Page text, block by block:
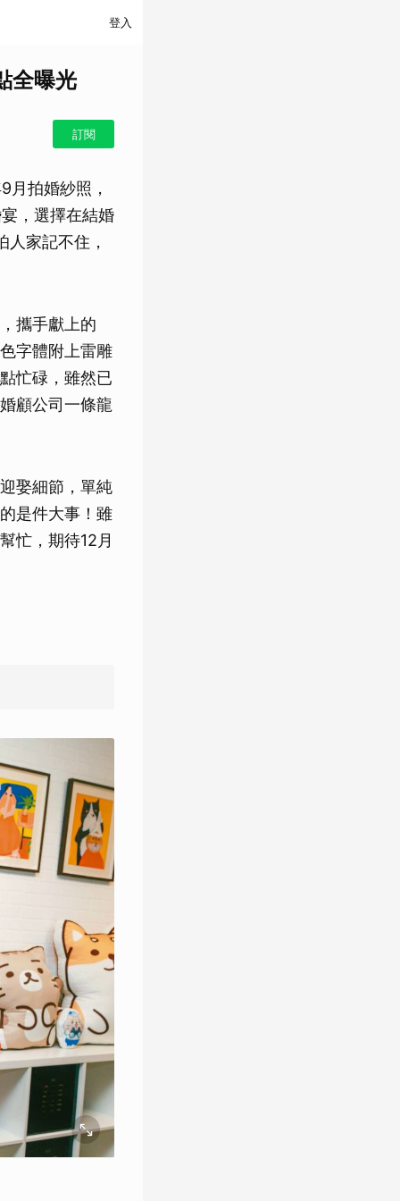
登入
全曝光
訂閱
拍婚紗照，
，選擇在結婚
家記不住，
攜手獻上的
字體附上雷雕
忙碌，雖然已
顧公司一條龍
娶細節，單純
是件大事！雖
忙，期待12月